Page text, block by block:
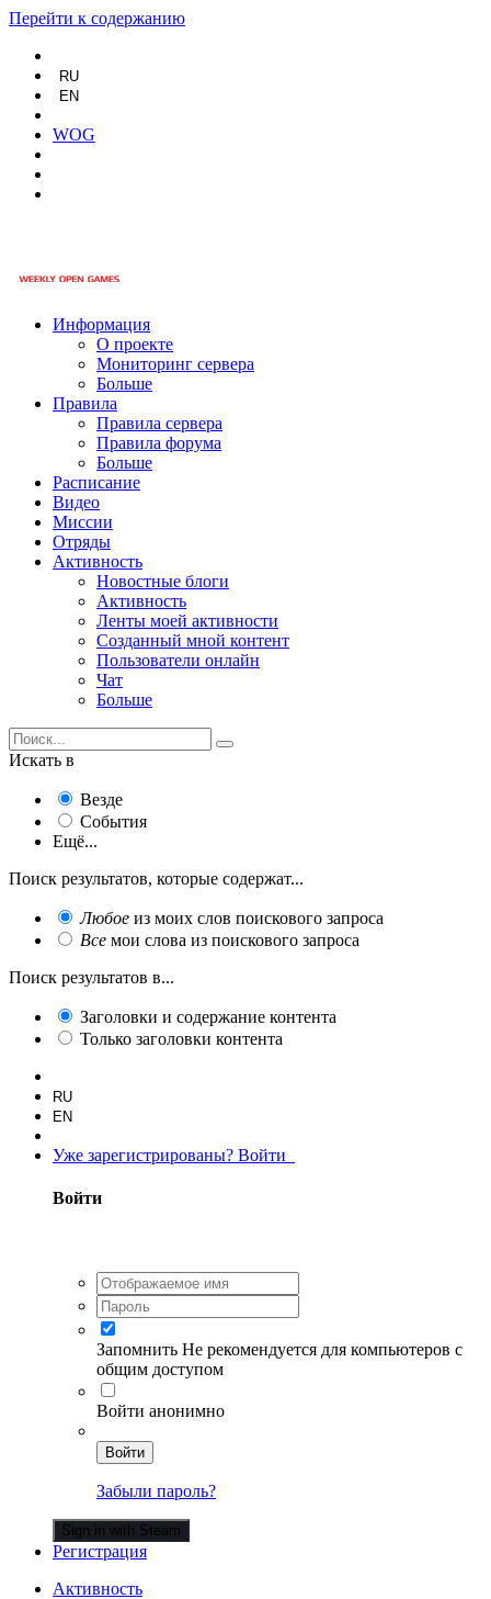
Перейти к содержанию
RU
EN
WOG
Информация
О проекте
Мониторинг сервера
Больше
Правила
Правила сервера
Правила форума
Больше
Расписание
Видео
Миссии
Отряды
Активность
Новостные блоги
Активность
Ленты моей активности
Созданный мной контент
Пользователи онлайн
Чат
Больше
Искать в
Везде
События
Ещё...
Поиск результатов, которые содержат...
Любое из моих слов поискового запроса
Все мои слова из поискового запроса
Поиск результатов в...
Заголовки и содержание контента
Только заголовки контента
RU
EN
Уже зарегистрированы? Войти
Войти
Запомнить Не рекомендуется для компьютеров с
общим доступом
Войти анонимно
Войти
Забыли пароль?
Sign in with Steam
Регистрация
Активность